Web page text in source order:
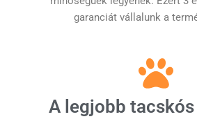
garanciát vállalunk a
A legjobb